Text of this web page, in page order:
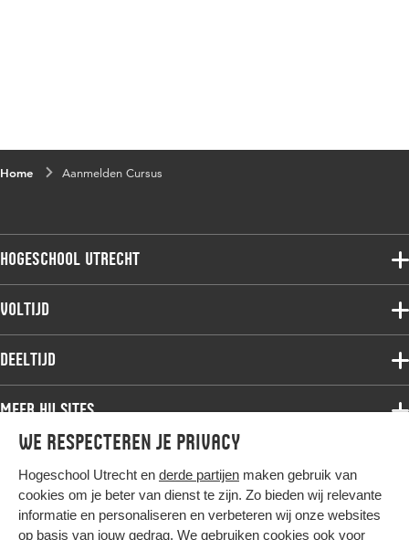
We respecteren je privacy
Hogeschool Utrecht en derde partijen maken gebruik van
cookies om je beter van dienst te zijn. Zo bieden wij relevante
informatie en personaliseren en verbeteren wij onze websites
op basis van jouw gedrag. We gebruiken cookies ook voor
Home Aanmelden Cursus
Hogeschool Utrecht
Voltijdopleidingen
Deeltijdopleidingen
Onderzoek
Werken bij de HU
Contact
Voltijd
Associate degree
Bachelor
Master
Studiekeuze voltijd
Deeltijd
Associate degree
Bachelor
Master
Post-master
Meer HU sites
HU International
HU Bibliotheek
HU Ontwikkelt
Hier komt alles samen